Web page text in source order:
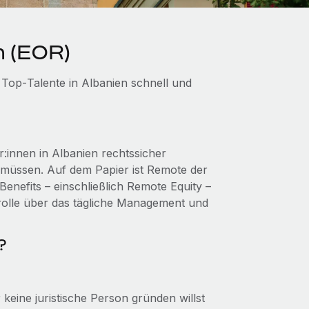
(EOR)
in Albanien schnell und
in Albanien rechtssicher
Auf dem Papier ist Remote der
– einschließlich Remote Equity –
über das tägliche Management und
juristische Person gründen willst